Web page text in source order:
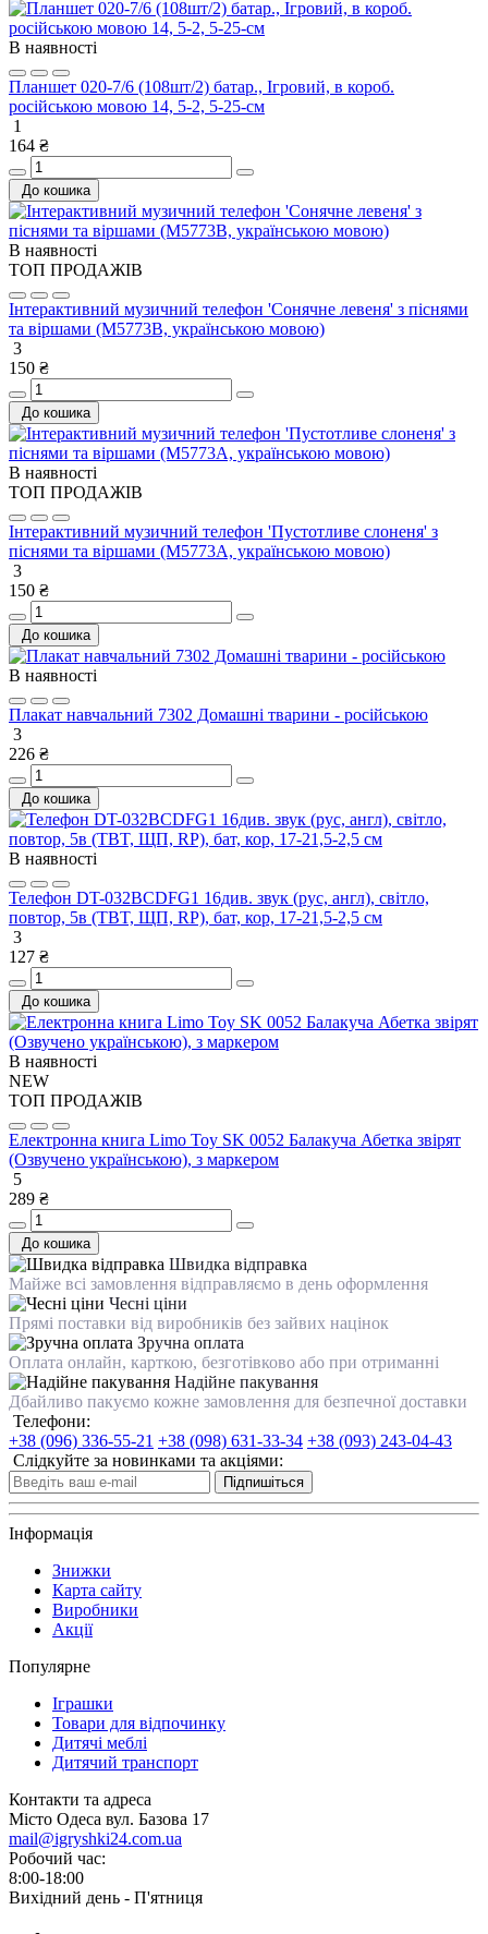
В наявності
Планшет 020-7/6 (108шт/2) батар., Ігровий, в короб.
російською мовою 14, 5-2, 5-25-см
1
164 ₴
До кошика
В наявності
ТОП ПРОДАЖІВ
Інтерактивний музичний телефон 'Сонячне левеня' з піснями
та віршами (M5773В, українською мовою)
3
150 ₴
До кошика
В наявності
ТОП ПРОДАЖІВ
Інтерактивний музичний телефон 'Пустотливе слоненя' з
піснями та віршами (M5773А, українською мовою)
3
150 ₴
До кошика
В наявності
Плакат навчальний 7302 Домашні тварини - російською
3
226 ₴
До кошика
В наявності
Телефон DT-032BCDFG1 16див. звук (рус, англ), світло,
повтор, 5в (ТВT, ЩП, RP), бат, кор, 17-21,5-2,5 см
3
127 ₴
До кошика
В наявності
NEW
ТОП ПРОДАЖІВ
Електронна книга Limo Toy SK 0052 Балакуча Абетка звірят
(Озвучено українською), з маркером
5
289 ₴
До кошика
Швидка відправка
Майже всі замовлення відправляємо в день оформлення
Чесні ціни
Прямі поставки від виробників без зайвих націнок
Зручна оплата
Оплата онлайн, карткою, безготівково або при отриманні
Надійне пакування
Дбайливо пакуємо кожне замовлення для безпечної доставки
Телефони:
+38 (096) 336-55-21 +38 (098) 631-33-34 +38 (093) 243-04-43
Слідкуйте за новинками та акціями:
Підпишіться
Інформація
Знижки
Карта сайту
Виробники
Акції
Популярне
Іграшки
Товари для відпочинку
Дитячі меблі
Дитячий транспорт
Контакти та адреса
Місто Одеса вул. Базова 17
mail@igryshki24.com.ua
Робочий час:
8:00-18:00
Вихідний день - П'ятниця